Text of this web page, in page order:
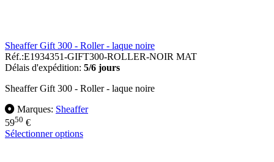
Sheaffer Gift 300 - Roller - laque noire
Réf.:E1934351-GIFT300-ROLLER-NOIR MAT
Délais d'expédition: 5/6 jours
Sheaffer Gift 300 - Roller - laque noire
Marques: Sheaffer
5950 €
Sélectionner options